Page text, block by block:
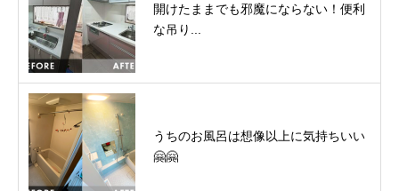
開けたままでも邪魔にならない！便利
な吊り...
うちのお風呂は想像以上に気持ちいい
🤗🤗